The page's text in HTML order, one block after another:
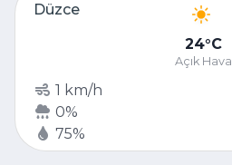
Düzce
24 C
Açık Hava
1 km/h
0%
75%